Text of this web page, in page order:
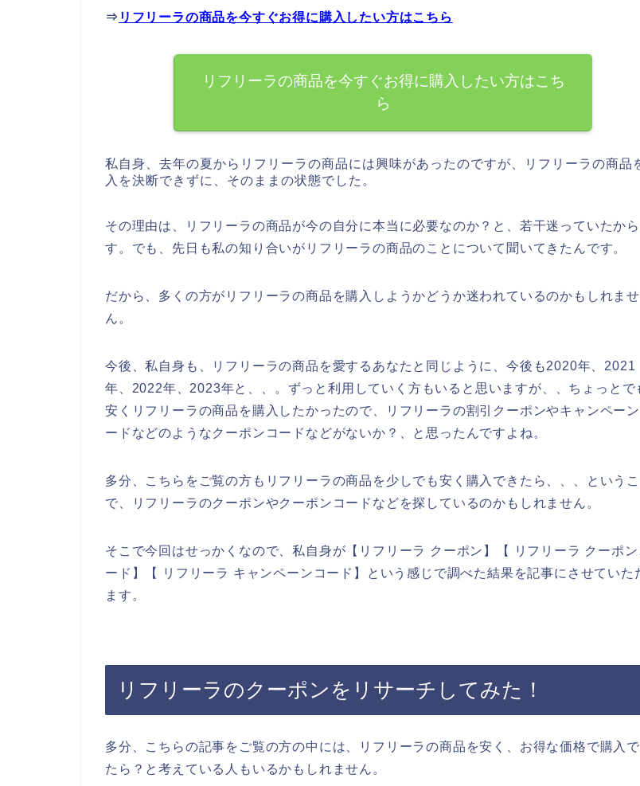
⇒ リフリーラの商品を今すぐお得に購入したい方はこちら
リフリーラの商品を今すぐお得に購入したい方はこち
ら
私自身、去年の夏からリフリーラの商品には興味があったのですが、リフリーラの商品
入を決断できずに、そのままの状態でした。
その理由は、リフリーラの商品が今の自分に本当に必要なのか？と、若干迷っていたか
す。でも、先日も私の知り合いがリフリーラの商品のことについて聞いてきたんです。
だから、多くの方がリフリーラの商品を購入しようかどうか迷われているのかもしれませ
ん。
今後、私自身も、リフリーラの商品を愛するあなたと同じように、今後も2020年、2021
年、2022年、2023年と、、。ずっと利用していく方もいると思いますが、、ちょっとで
安くリフリーラの商品を購入したかったので、リフリーラの割引クーポンやキャンペーン
ードなどのようなクーポンコードなどがないか？、と思ったんですよね。
多分、こちらをご覧の方もリフリーラの商品を少しでも安く購入できたら、、、というこ
で、リフリーラのクーポンやクーポンコードなどを探しているのかもしれません。
そこで今回はせっかくなので、私自身が【リフリーラ クーポン】【 リフリーラ クーポン
ード】【 リフリーラ キャンペーンコード】という感じで調べた結果を記事にさせていた
ます。
リフリーラのクーポンをリサーチしてみた！
多分、こちらの記事をご覧の方の中には、リフリーラの商品を安く、お得な価格で購入で
たら？と考えている人もいるかもしれません。